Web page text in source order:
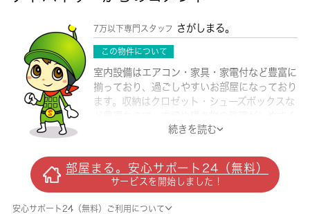
7万以下専門スタッフ さがしまる。
この物件について
室内設備はエアコン・家具・家電付など豊富に
揃っており、過ごしやすいお部屋になっており
ます。収納はクロゼット・シューズボックスな
便利です。新たな回線工事が必要ない、経済的
屋で新しい生活を始めてみませんか。こちらは
エレベーター付きの物件です。敷金不要の物件
なので、初期費用を減らすことができます。千
葉市中央区や蘇我付近のことなら、当社までお
続きを読む
部屋まる。安心サポート24（無料）
サービスを開始しました！
安心サポート24（無料）ご利用について